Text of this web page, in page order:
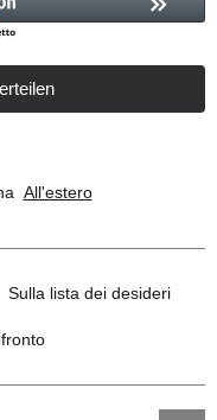
All'estero
Sulla lista dei desideri